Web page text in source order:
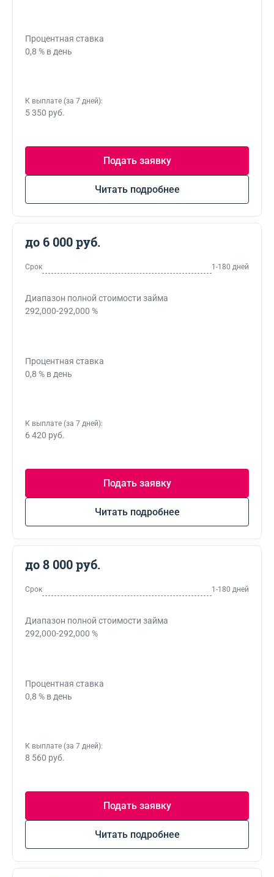
Процентная ставка
0,8 % в день
К выплате (за 7 дней):
5 350 руб.
Подать заявку
Читать подробнее
до 6 000 руб.
Срок 1-180 дней
Диапазон полной стоимости займа
292,000-292,000 %
Процентная ставка
0,8 % в день
К выплате (за 7 дней):
6 420 руб.
Подать заявку
Читать подробнее
до 8 000 руб.
Срок 1-180 дней
Диапазон полной стоимости займа
292,000-292,000 %
Процентная ставка
0,8 % в день
К выплате (за 7 дней):
8 560 руб.
Подать заявку
Читать подробнее